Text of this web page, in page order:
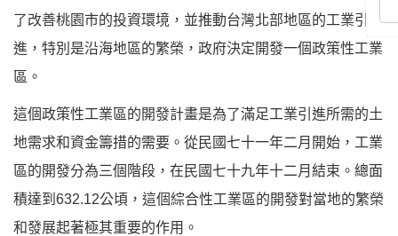
了改善桃園市的投資環境，並推動台灣北部地區的工業引
進，特別是沿海地區的繁榮，政府決定開發一個政策性工業
區。
這個政策性工業區的開發計畫是為了滿足工業引進所需的土
地需求和資金籌措的需要。從民國七十一年二月開始，工業
區的開發分為三個階段，在民國七十九年十二月結束。總面
積達到632.12公頃，這個綜合性工業區的開發對當地的繁榮
和發展起著極其重要的作用。